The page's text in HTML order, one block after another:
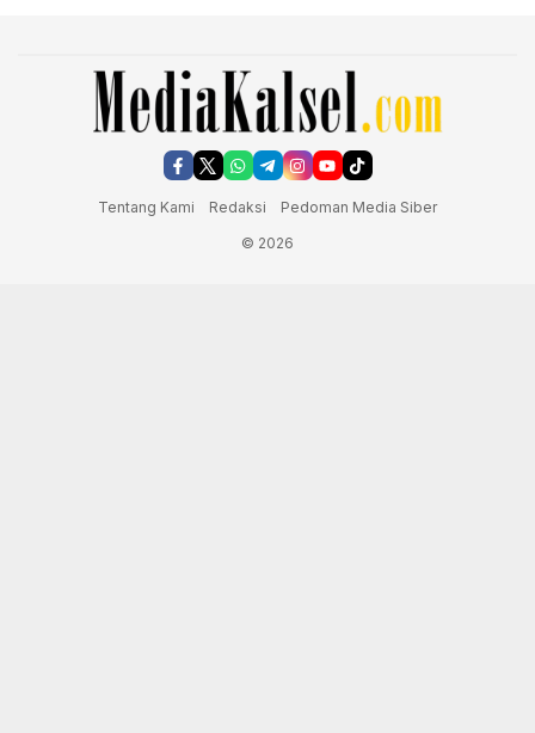
Tentang Kami Redaksi
Pedoman Media Siber
© 2026